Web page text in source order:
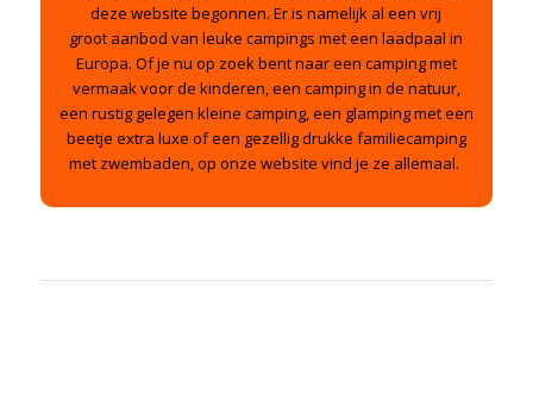
deze website begonnen. Er is namelijk al een vrij
groot aanbod van leuke campings met een laadpaal in
Europa. Of je nu op zoek bent naar een camping met
vermaak voor de kinderen, een camping in de natuur,
een rustig gelegen kleine camping, een glamping met een
beetje extra luxe of een gezellig drukke familiecamping
met zwembaden, op onze website vind je ze allemaal.